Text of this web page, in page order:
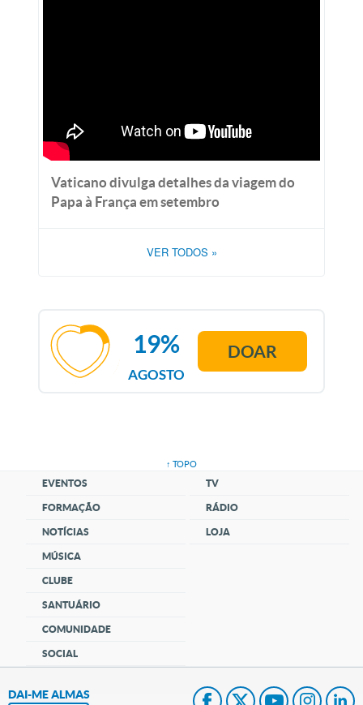
Vaticano divulga detalhes da viagem do
Papa à França em setembro
VER TODOS »
AGOSTO
19% DOAR
↑ TOPO
EVENTOS
FORMAÇÃO
NOTÍCIAS
MÚSICA
CLUBE
SANTUÁRIO
COMUNIDADE
SOCIAL
TV
RÁDIO
LOJA
DAI-ME ALMAS